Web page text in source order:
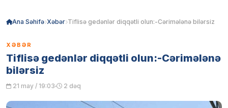
Ana Səhifə Xəbər Tiflisə gedənlər diqqətli olun:-Cərimələnə bilərsiz
XƏBƏR
Tiflisə gedənlər diqqətli olun:-Cərimələnə
bilərsiz
21 may / 19:03 2 dəq